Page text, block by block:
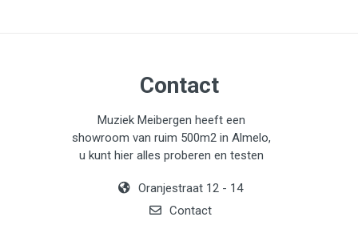
Contact
Muziek Meibergen heeft een
showroom van ruim 500m2 in Almelo,
u kunt hier alles proberen en testen
Oranjestraat 12 - 14
Contact